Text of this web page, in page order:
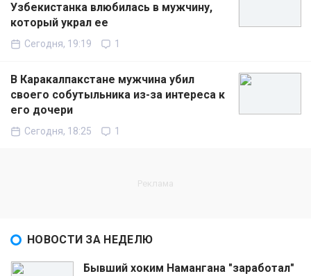
Узбекистанка влюбилась в мужчину,
который украл ее
Сегодня, 19:19 1
В Каракалпакстане мужчина убил
своего собутыльника из-за интереса к
его дочери
Сегодня, 18:25 1
НОВОСТИ ЗА НЕДЕЛЮ
Бывший хоким Намангана "заработал"